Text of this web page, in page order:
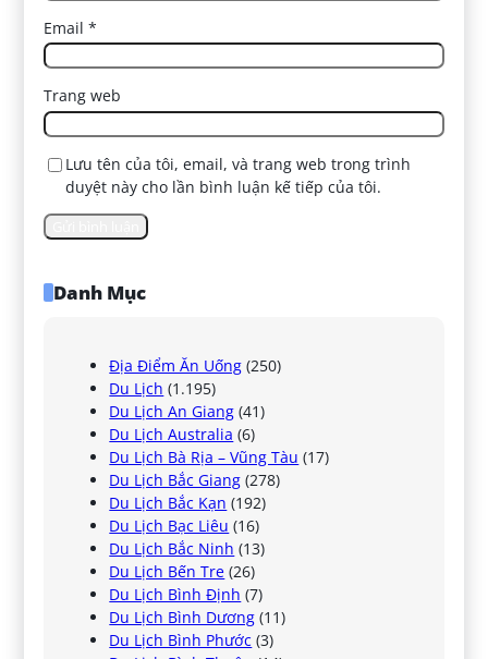
Email*
Trang web
Lưu tên của tôi, email, và trang web trong trình
duyệt này cho lần bình luận kế tiếp của tôi.
Danh Mục
Địa Điểm Ăn Uống (250)
Du Lịch (1.195)
Du Lịch An Giang (41)
Du Lịch Australia (6)
Du Lịch Bà Rịa – Vũng Tàu (17)
Du Lịch Bắc Giang (278)
Du Lịch Bắc Kạn (192)
Du Lịch Bạc Liêu (16)
Du Lịch Bắc Ninh (13)
Du Lịch Bến Tre (26)
Du Lịch Bình Định (7)
Du Lịch Bình Dương (11)
Du Lịch Bình Phước (3)